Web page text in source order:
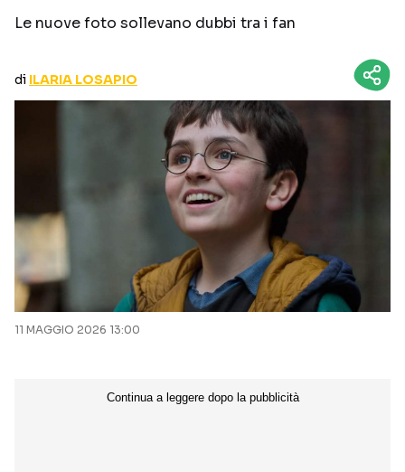
NOTIZIE
RECENSIONI
TRAILER
Seguici sui social
Le nuove foto sollevano dubbi tra i fan
di ILARIA LOSAPIO
11 MAGGIO 2026 13:00